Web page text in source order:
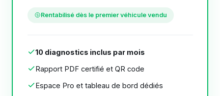
Rentabilisé dès le premier véhicule vendu
10 diagnostics inclus par mois
Rapport PDF certifié et QR code
Espace Pro et tableau de bord dédiés